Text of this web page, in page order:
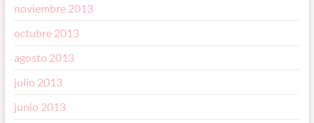
noviembre 2013
octubre 2013
agosto 2013
julio 2013
junio 2013